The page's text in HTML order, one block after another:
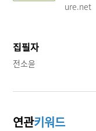
ure.net
집필자
전소윤
연관키워드